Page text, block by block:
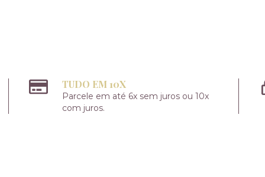
TUDO EM 10X
Parcele em até 6x sem juros ou 10x
com juros.